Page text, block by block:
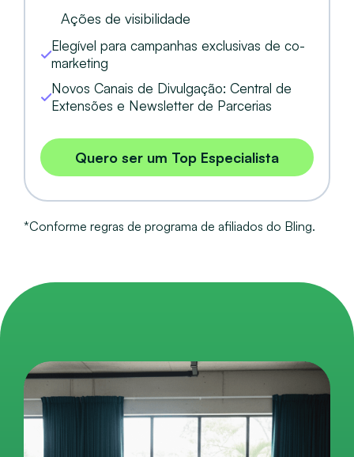
Ações de visibilidade
Elegível para campanhas exclusivas de co-
marketing
Novos Canais de Divulgação: Central de
Extensões e Newsletter de Parcerias
Quero ser um Top Especialista
*Conforme regras de programa de afiliados do Bling.